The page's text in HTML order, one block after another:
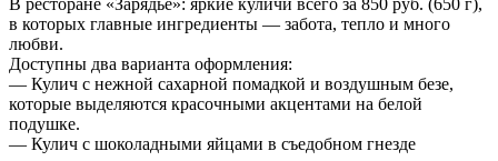
В ресторане «Зарядье»: яркие куличи всего за 850 руб. (650 г),
в которых главные ингредиенты — забота, тепло и много
любви.
Доступны два варианта оформления:
— Кулич с нежной сахарной помадкой и воздушным безе,
которые выделяются красочными акцентами на белой
подушке.
— Кулич с шоколадными яйцами в съедобном гнезде